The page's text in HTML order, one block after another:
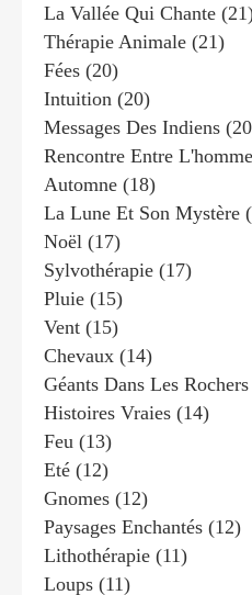
La Vallée Qui Chante
Thérapie Animale (21)
Fées (20)
Intuition (20)
Messages Des Indiens
Rencontre Entre
Automne (18)
La Lune Et Son Mystère
Noël (17)
Sylvothérapie (17)
Pluie (15)
Vent (15)
Chevaux (14)
Géants Dans Les Rochers
Histoires Vraies (14)
Feu (13)
Eté (12)
Gnomes (12)
Paysages Enchantés (12)
Lithothérapie (11)
Loups (11)